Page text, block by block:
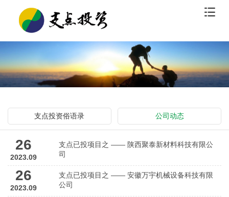
公司动态
支点投资俗语录
26
2023.09
支点已投项目之 —— 陕西聚泰新材料科技有限公
司
26
2023.09
支点已投项目之 —— 安徽万宇机械设备科技有限
公司